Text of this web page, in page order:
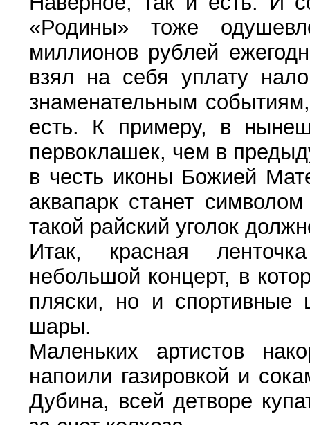
«Родины» тоже
миллионов рублей
взял на себя уплату
знаменательным
есть. К примеру, в
первоклашек, чем в
в честь иконы Божией
аквапарк станет
такой райский уголок
Итак, красная
небольшой концерт, в
пляски, но и
шары.
Маленьких артистов
напоили газировкой и
Дубина, всей детворе